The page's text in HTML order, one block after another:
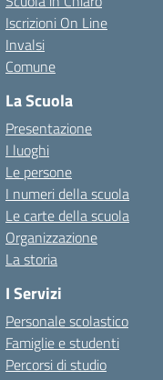
Iscrizioni On Line
Invalsi
Comune
La Scuola
Presentazione
I luoghi
Le persone
I numeri della scuola
Le carte della scuola
Organizzazione
La storia
I Servizi
Personale scolastico
Famiglie e studenti
Percorsi di studio